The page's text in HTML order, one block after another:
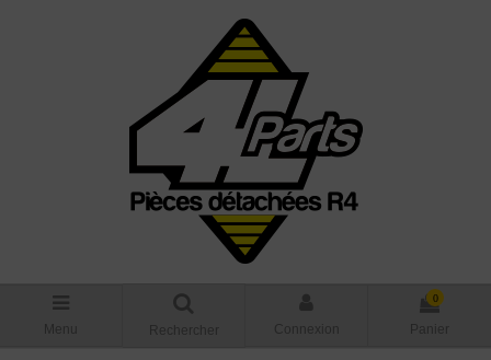
Menu Rechercher Connexion
0
Panier